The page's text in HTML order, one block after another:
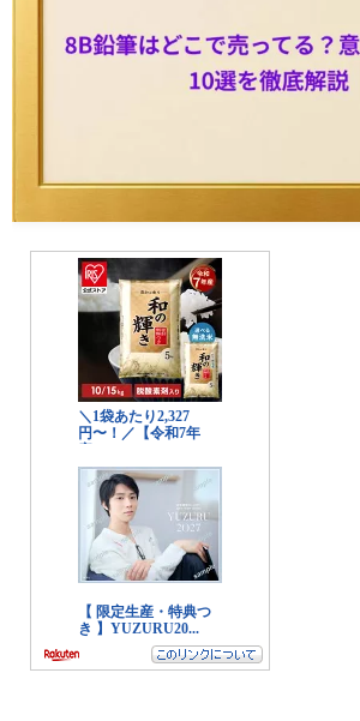
習い事
エステ
クリニック
コスメ・メイク
スキンケア
ダイエット
ネイル
ヘアケア
ボディケア
美容機器
暮らし